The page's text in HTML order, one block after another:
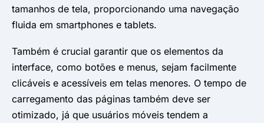
tamanhos de tela, proporcionando uma navegação
fluida em smartphones e tablets. ​
Também é crucial garantir que os elementos da
interface, como botões e menus, sejam facilmente
clicáveis e acessíveis em telas menores. O tempo de
carregamento das páginas também deve ser
otimizado, já que usuários móveis tendem a